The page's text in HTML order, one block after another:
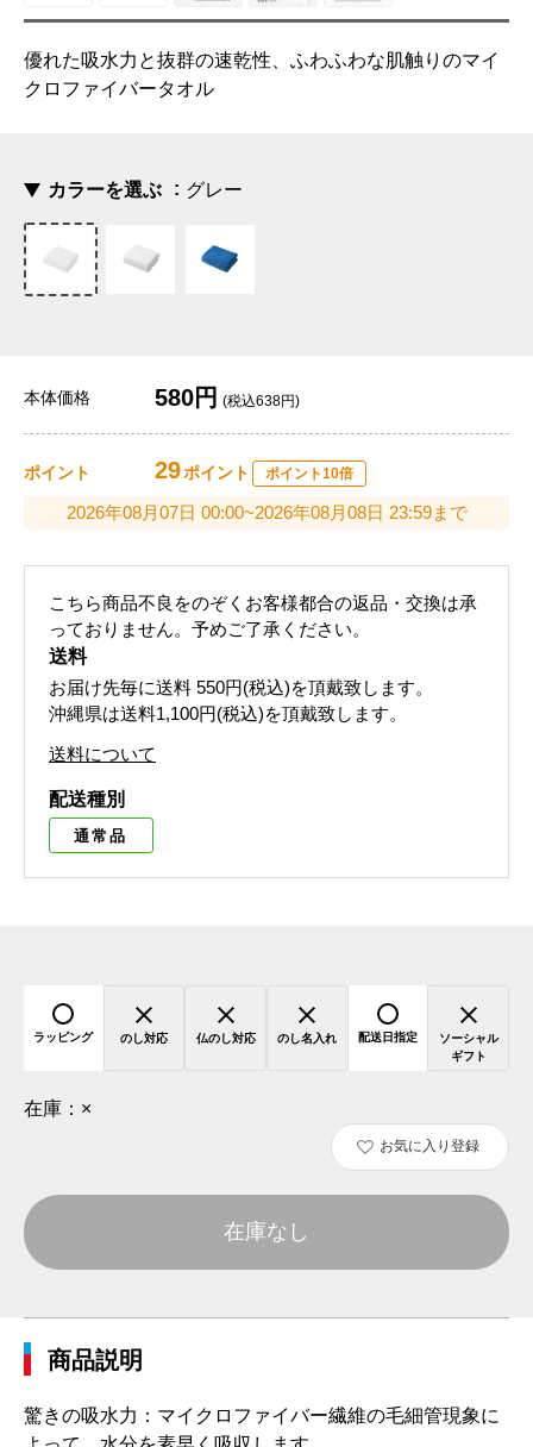
優れた吸水力と抜群の速乾性、ふわふわな肌触りのマイ
クロファイバータオル
カラーを選ぶ グレー
本体価格 580円 (税込638円)
ポイント 29ポイント ポイント10倍
2026年08月07日 00:00~2026年08月08日 23:59まで
こちら商品不良をのぞくお客様都合の返品・交換は承
っておりません。予めご了承ください。
送料
お届け先毎に送料 550円(税込)を頂戴致します。
沖縄県は送料1,100円(税込)を頂戴致します。
送料について
配送種別
通常品
ラッピング のし対応 仏のし対応 のし名入れ 配送日指定
ソーシャル
ギフト
在庫： ×
お気に入り登録
在庫なし
商品説明
驚きの吸水力：マイクロファイバー繊維の毛細管現象に